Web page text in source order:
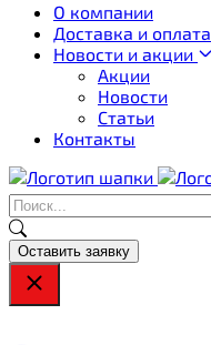
О компании
Доставка и оплата
Новости и акции
Акции
Новости
Статьи
Контакты
Оставить заявку